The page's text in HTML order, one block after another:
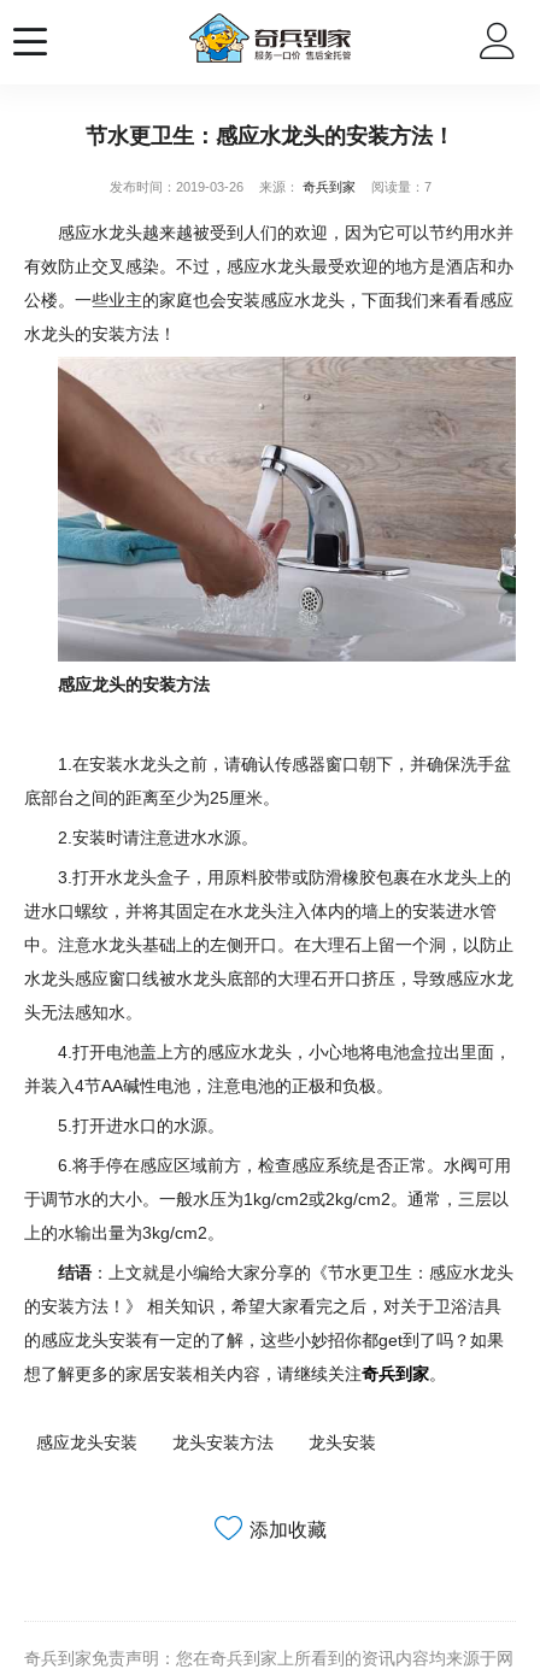
节水更卫生：感应水龙头的安装方法！
发布时间：2019-03-26 来源： 奇兵到家 阅读量：7
感应水龙头越来越被受到人们的欢迎，因为它可以节约用水并
有效防止交叉感染。不过，感应水龙头最受欢迎的地方是酒店和办
公楼。一些业主的家庭也会安装感应水龙头，下面我们来看看感应
水龙头的安装方法！
感应龙头的安装方法
1.在安装水龙头之前，请确认传感器窗口朝下，并确保洗手盆
底部台之间的距离至少为25厘米。
2.安装时请注意进水水源。
3.打开水龙头盒子，用原料胶带或防滑橡胶包裹在水龙头上的
进水口螺纹，并将其固定在水龙头注入体内的墙上的安装进水管
中。注意水龙头基础上的左侧开口。在大理石上留一个洞，以防止
水龙头感应窗口线被水龙头底部的大理石开口挤压，导致感应水龙
头无法感知水。
4.打开电池盖上方的感应水龙头，小心地将电池盒拉出里面，
并装入4节AA碱性电池，注意电池的正极和负极。
5.打开进水口的水源。
6.将手停在感应区域前方，检查感应系统是否正常。水阀可用
于调节水的大小。一般水压为1kg/cm2或2kg/cm2。通常，三层以
上的水输出量为3kg/cm2。
结语 ：上文就是小编给大家分享的《节水更卫生：感应水龙头
的安装方法！》 相关知识，希望大家看完之后，对关于卫浴洁具
的感应龙头安装有一定的了解，这些小妙招你都get到了吗？如果
想了解更多的家居安装相关内容，请继续关注奇兵到家。
感应龙头安装 龙头安装方法 龙头安装
添加收藏
奇兵到家免责声明：您在奇兵到家上所看到的资讯内容均来源于网